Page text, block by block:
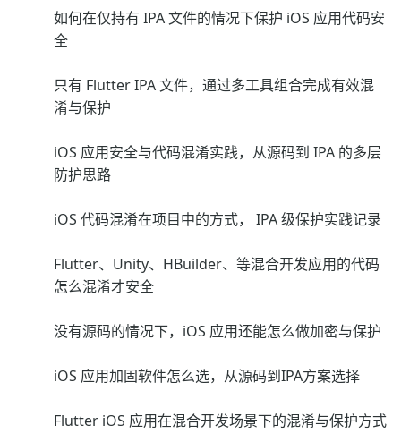
如何在仅持有 IPA 文件的情况下保护 iOS 应用代码安
全
只有 Flutter IPA 文件，通过多工具组合完成有效混
淆与保护
iOS 应用安全与代码混淆实践，从源码到 IPA 的多层
防护思路
iOS 代码混淆在项目中的方式， IPA 级保护实践记录
Flutter、Unity、HBuilder、等混合开发应用的代码
怎么混淆才安全
没有源码的情况下，iOS 应用还能怎么做加密与保护
iOS 应用加固软件怎么选，从源码到IPA方案选择
Flutter iOS 应用在混合开发场景下的混淆与保护方式